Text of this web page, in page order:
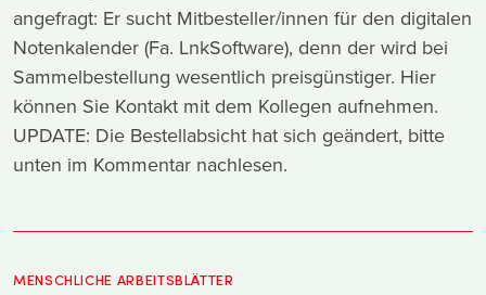
angefragt: Er sucht Mitbesteller/innen für den digitalen
Notenkalender (Fa. LnkSoftware), denn der wird bei
Sammelbestellung wesentlich preisgünstiger. Hier
können Sie Kontakt mit dem Kollegen aufnehmen.
UPDATE: Die Bestellabsicht hat sich geändert, bitte
unten im Kommentar nachlesen.
MENSCHLICHE ARBEITSBLÄTTER